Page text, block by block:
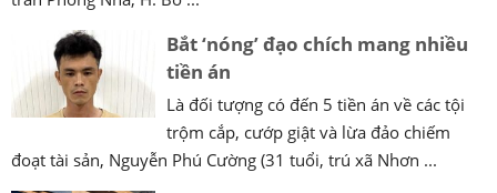
Bắt ‘nóng’ đạo chích mang nhiều
tiền án
Là đối tượng có đến 5 tiền án về các tội
trộm cắp, cướp giật và lừa đảo chiếm
đoạt tài sản, Nguyễn Phú Cường (31 tuổi, trú xã Nhơn ...